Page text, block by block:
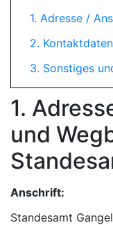
1. Adresse /
2. Kontaktdaten
3. Sonstiges
1.
und
Anschrift:
Standesamt